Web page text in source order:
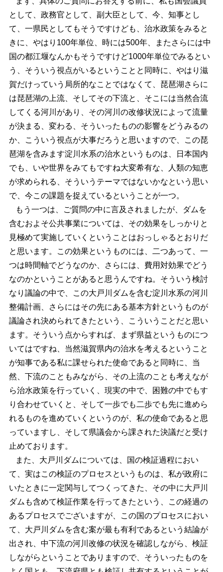
として、政務官として、副大臣として、今、知事とし
て、一県民としてもそうですけども、治水政策をみると
きに、やはり100年単位、時には500年、またさらには中
国の都江堰なんかもそうですけど1000年単位でみるとい
う、そういう視点がいるということと同時に、やはり滋
賀だけっていう局所的なことではなくて、琵琶湖さらに
は琵琶湖の上流、そしてその下流と、そこには当然合流
してくる河川があり、その河川の改修状況によって流量
が決まる、変わる、そういったものの影響をどうみるの
か、こういう視点が大事だろうと思いますので、この琵
琶湖を含みます淀川水系の治水というものは、日本国内
でも、いや世界をみてもですね大変希有な、人類の知恵
が求められる、そういうテーマではないかなという思い
で、今この課題を捉えているということが一つ。
もう一つは、ご質問の中に言及されましたが、ダムを
含むおよそ公共事業については、その効果をしっかりと
見極めて実施していくということはおっしゃるとおりだ
と思います。この効果というものには、二つあって、一
つは時間軸でどうなのか、さらには、費用対効果でどう
なのかということがあると思うんですね。そういう検討
なり議論の中で、この大戸川ダムを含む淀川水系の河川
整備計画、さらにはその先にある基本方針というものが
議論され決められてきたという、こういうことだと思い
ます。そういう点からすれば、まず県益というものにつ
いてはですね、当然滋賀県内の治水を考えるということ
が知事である私に課せられた使命であると同時に、当
然、下流のこともみながら、その上流のことも考えなが
ら治水政策を行っていく、現実の中で、困難の中でもす
り合わせていくと、そして一歩でも二歩でも先に進めら
れるものを進めていくというのが、私の使命であると思
っていますし、そして県議会から課された決議だと受け
止めております。
また、大戸川ダムについては、国の検証過程におい
て、実はこの検証のプロセスというものは、私が政府に
いたときに一定関与してつくってきた、その中に大戸川
ダムも含めて検証作業を行ってきたという、この経過の
あるプロセスでございますが、この国のプロセスにおい
て、大戸川ダムを含む案が最も有利であるという結論が
出され、中下流の河川改修の状況を確認しながら、検証
しながらということでありますので、そういったものを